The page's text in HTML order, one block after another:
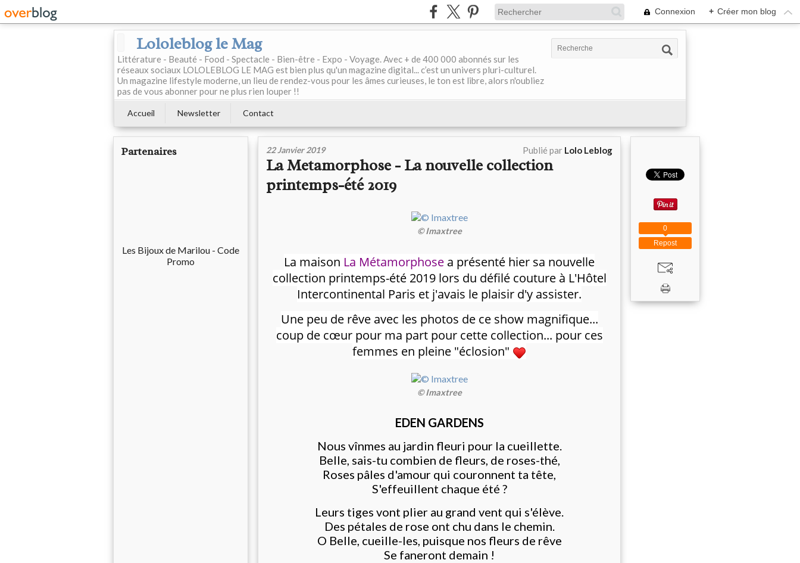
Connexion + Créer mon blog
Lololeblog le Mag
Littérature - Beauté - Food - Spectacle - Bien-être - Expo - Voyage. Avec + de 400 000 abonnés sur les
réseaux sociaux LOLOLEBLOG LE MAG est bien plus qu'un magazine digital... c’est un univers pluri-culturel.
Un magazine lifestyle moderne, un lieu de rendez-vous pour les âmes curieuses, le ton est libre, alors n'oubliez
pas de vous abonner pour ne plus rien louper !!
Accueil Newsletter Contact
Partenaires
Les Bijoux de Marilou - Code
Promo
22 Janvier 2019 Publié par Lolo Leblog
La Metamorphose - La nouvelle collection
printemps-été 2019
© Imaxtree
La maison La Métamorphose a présenté hier sa nouvelle
collection printemps-été 2019 lors du défilé couture à L'Hôtel
Intercontinental Paris et j'avais le plaisir d'y assister.
Une peu de rêve avec les photos de ce show magnifique...
coup de cœur pour ma part pour cette collection... pour ces
femmes en pleine "éclosion"
© Imaxtree
EDEN GARDENS
Nous vînmes au jardin fleuri pour la cueillette.
Belle, sais-tu combien de fleurs, de roses-thé,
Roses pâles d'amour qui couronnent ta tête,
S'effeuillent chaque été ?
Leurs tiges vont plier au grand vent qui s'élève.
Des pétales de rose ont chu dans le chemin.
O Belle, cueille-les, puisque nos fleurs de rêve
Se faneront demain !
Repost
0